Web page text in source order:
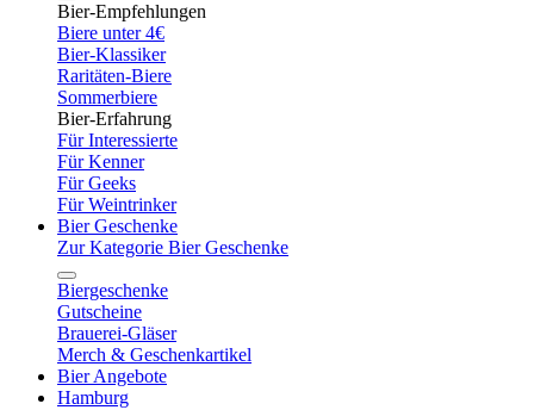
Bier-Empfehlungen
Biere unter 4€
Bier-Klassiker
Raritäten-Biere
Sommerbiere
Bier-Erfahrung
Für Interessierte
Für Kenner
Für Geeks
Für Weintrinker
Bier Geschenke
Zur Kategorie Bier Geschenke
Biergeschenke
Gutscheine
Brauerei-Gläser
Merch & Geschenkartikel
Bier Angebote
Hamburg